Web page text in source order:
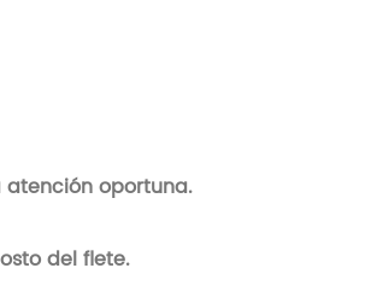
atención oportuna.
del flete.